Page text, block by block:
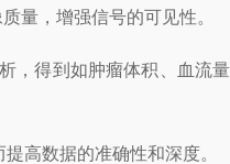
量，增强信号的可见性。
，得到如肿瘤体积、血流
高数据的准确性和深度。